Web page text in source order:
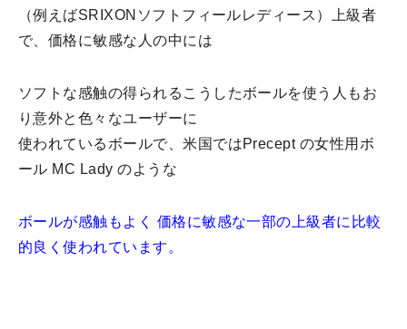
（例えばSRIXONソフトフィールレディース）上級者
で、価格に敏感な人の中には
ソフトな感触の得られるこうしたボールを使う人もお
り意外と色々なユーザーに
使われているボールで、米国ではPrecept の女性用ボ
ール MC Lady のような
ボールが感触もよく 価格に敏感な一部の上級者に比較
的良く使われています。